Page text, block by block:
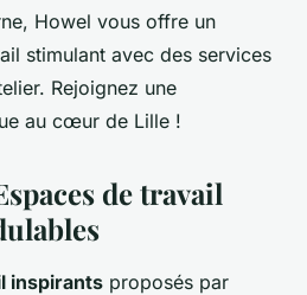
Howel vous offre un
stimulant avec des services
Rejoignez une
au cœur de Lille !
de travail
inspirants proposés par